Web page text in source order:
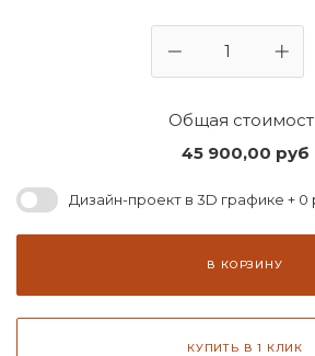
Общая
45 900,00 руб
Дизайн-проект в 3D графике + 0
В КОРЗИНУ
КУПИТЬ В 1 КЛИК